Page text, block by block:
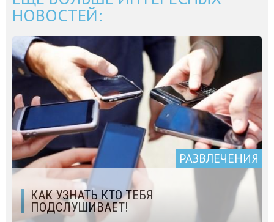
НОВОСТЕЙ:
РАЗВЛЕЧЕНИЯ
КАК УЗНАТЬ КТО ТЕБЯ
ПОДСЛУШИВАЕТ!